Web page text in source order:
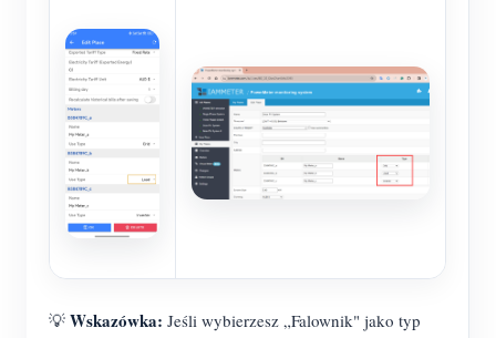
💡 Wskazówka: Jeśli wybierzesz „Falownik" jako typ